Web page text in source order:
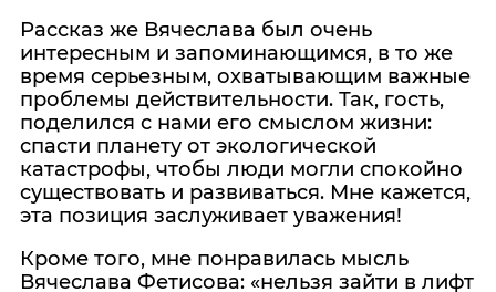
Рассказ же Вячеслава был очень
интересным и запоминающимся, в то же
время серьезным, охватывающим важные
проблемы действительности. Так, гость,
поделился с нами его смыслом жизни:
спасти планету от экологической
катастрофы, чтобы люди могли спокойно
существовать и развиваться. Мне кажется,
эта позиция заслуживает уважения!
Кроме того, мне понравилась мысль
Вячеслава Фетисова: «нельзя зайти в лифт